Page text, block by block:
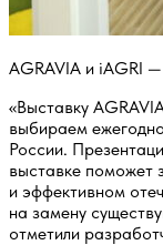
AGRAVIA и iAGRI —
«Выставку
выбираем
России.
выставке поможет
и эффективном
на замену
отметили